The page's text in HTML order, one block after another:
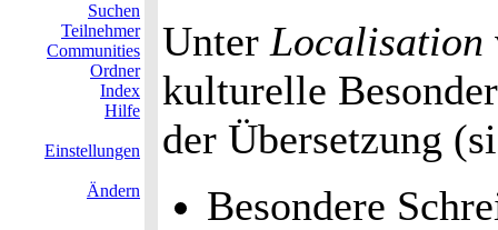
Suchen
Teilnehmer
Communities
Ordner
Index
Hilfe
Einstellungen
Ändern
Unter Localisation
kulturelle
der Übersetzung
Besondere